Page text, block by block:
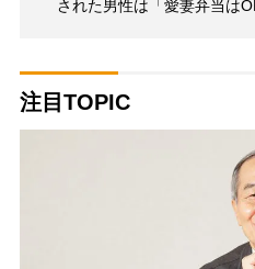
された男性は「愛妻弁当は
注目TOPIC